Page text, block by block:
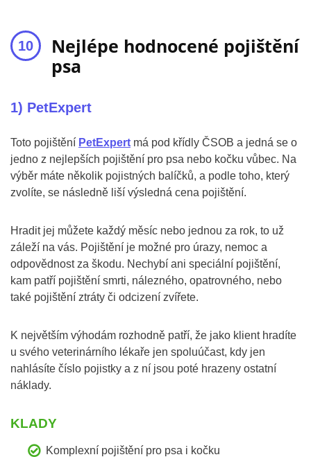
Nejlépe hodnocené pojištění
psa
1) PetExpert
Toto pojištění PetExpert má pod křídly ČSOB a jedná se o
jedno z nejlepších pojištění pro psa nebo kočku vůbec. Na
výběr máte několik pojistných balíčků, a podle toho, který
zvolíte, se následně liší výsledná cena pojištění.
Hradit jej můžete každý měsíc nebo jednou za rok, to už
záleží na vás. Pojištění je možné pro úrazy, nemoc a
odpovědnost za škodu. Nechybí ani speciální pojištění,
kam patří pojištění smrti, nálezného, opatrovného, nebo
také pojištění ztráty či odcizení zvířete.
K největším výhodám rozhodně patří, že jako klient hradíte
u svého veterinárního lékaře jen spoluúčast, kdy jen
nahlásíte číslo pojistky a z ní jsou poté hrazeny ostatní
náklady.
KLADY
Komplexní pojištění pro psa i kočku